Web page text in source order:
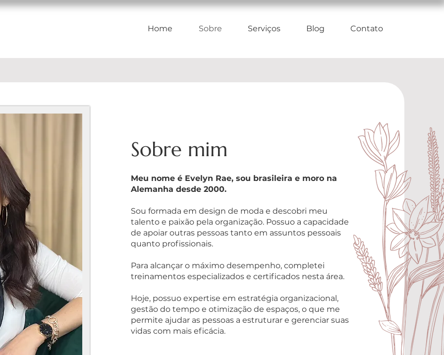
Home Sobre Serviços Blog Contato
Sobre mim
Meu nome é Evelyn Rae, sou brasileira e moro na
Alemanha desde 2000.
Sou formada em design de moda e descobri meu
talento e paixão pela organização. Possuo a capacidade
de apoiar outras pessoas tanto em assuntos pessoais
quanto profissionais.
Para alcançar o máximo desempenho, completei
treinamentos especializados e certificados nesta área.
Hoje, possuo expertise em estratégia organizacional,
gestão do tempo e otimização de espaços, o que me
permite ajudar as pessoas a estruturar e gerenciar suas
vidas com mais eficácia.